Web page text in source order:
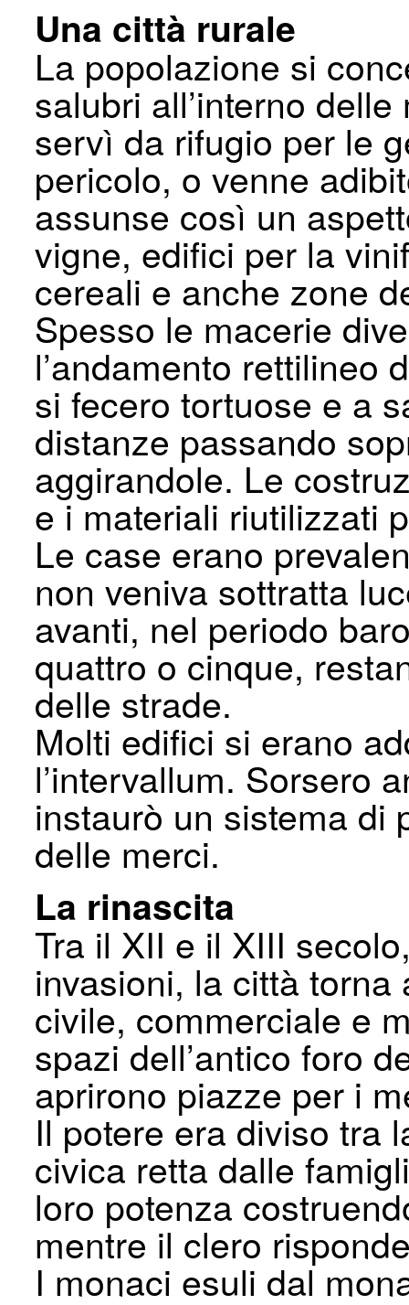
Una città rurale
La popolazione si
salubri all’interno
servì da rifugio per le
pericolo, o venne
assunse così un
vigne, edifici per la
cereali e anche zone
Spesso le macerie
l’andamento rettilineo
si fecero tortuose e a
distanze passando
aggirandole. Le
e i materiali riutilizzati
Le case erano
non veniva sottratta
avanti, nel periodo
quattro o cinque,
delle strade.
Molti edifici si erano
l’intervallum. Sorsero
instaurò un sistema di
delle merci.
La rinascita
Tra il XII e il XIII
invasioni, la città
civile, commerciale e
spazi dell’antico foro
aprirono piazze per i
Il potere era diviso tra
civica retta dalle
loro potenza
mentre il clero
I monaci esuli dal